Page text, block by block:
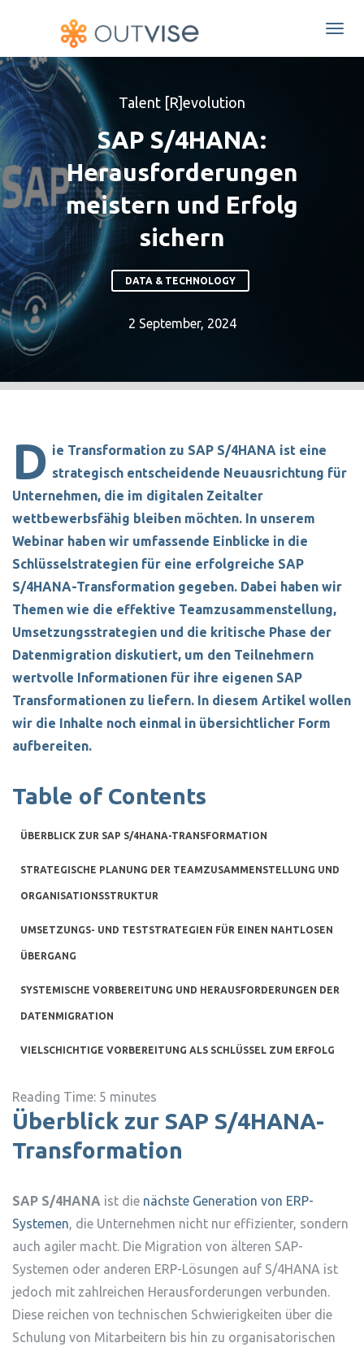
Talent [R]evolution
SAP S/4HANA:
Herausforderungen
meistern und Erfolg
sichern
DATA & TECHNOLOGY
2 September, 2024
Reading Time: 5 minutes
D ie Transformation zu SAP S/4HANA ist eine
strategisch entscheidende Neuausrichtung für
Unternehmen, die im digitalen Zeitalter
wettbewerbsfähig bleiben möchten. In unserem
Webinar haben wir umfassende Einblicke in die
Schlüsselstrategien für eine erfolgreiche SAP
S/4HANA-Transformation gegeben. Dabei haben wir
Themen wie die effektive Teamzusammenstellung,
Umsetzungsstrategien und die kritische Phase der
Datenmigration diskutiert, um den Teilnehmern
wertvolle Informationen für ihre eigenen SAP
Transformationen zu liefern. In diesem Artikel wollen
wir die Inhalte noch einmal in übersichtlicher Form
aufbereiten.
Table of Contents
ÜBERBLICK ZUR SAP S/4HANA-TRANSFORMATION
STRATEGISCHE PLANUNG DER TEAMZUSAMMENSTELLUNG UND
ORGANISATIONSSTRUKTUR
UMSETZUNGS- UND TESTSTRATEGIEN FÜR EINEN NAHTLOSEN
ÜBERGANG
SYSTEMISCHE VORBEREITUNG UND HERAUSFORDERUNGEN DER
DATENMIGRATION
VIELSCHICHTIGE VORBEREITUNG ALS SCHLÜSSEL ZUM ERFOLG
Überblick zur SAP S/4HANA-
Transformation
SAP S/4HANA ist die nächste Generation von ERP-
Systemen, die Unternehmen nicht nur effizienter, sondern
auch agiler macht. Die Migration von älteren SAP-
Systemen oder anderen ERP-Lösungen auf S/4HANA ist
jedoch mit zahlreichen Herausforderungen verbunden.
Diese reichen von technischen Schwierigkeiten über die
Schulung von Mitarbeitern bis hin zu organisatorischen